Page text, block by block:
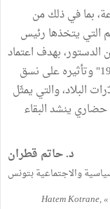
بما في ذلك من
التي يتخذها رئيس
لو تم التفويض له بموجب المادة 70 من الدستور، بهدف اعتماد
تدابير تمكّن من مجابهة وباء الكورونة "كوفيد-19" وتأثيره على نسق
البلاد، والتي يمثّل
حضاري ينشد البقاء
د. حاتم قطران
والاجتماعية بتونس
(1) Hatem